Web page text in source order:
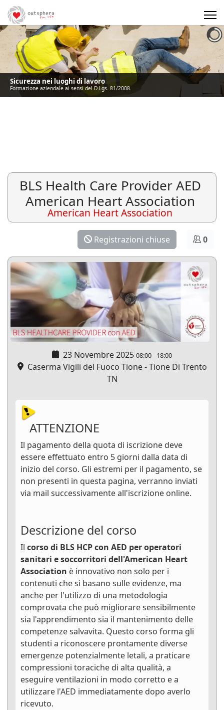
Sicurezza nei luoghi di lavoro
Formazione aziendale ai sensi del D.Lgs. 81/2008.
BLS Health Care Provider AED
American Heart Association
American Heart Association
Registrazioni chiuse 0
23 Novembre 2025 08:00- 18:00
Caserma Vigili del Fuoco Tione - Tione Di Trento
TN
ATTENZIONE
Il pagamento della quota di iscrizione deve
essere effettuato entro 5 giorni dalla data di
inizio del corso. Gli estremi per il pagamento, se
non presenti in questa pagina, verranno inviati
via mail successivamente all'iscrizione online.
Descrizione del corso
Il corso di BLS HCP con AED per operatori
sanitari e soccorritori dell'American Heart
Association è innovativo non solo per i
contenuti che si basano sulle evidenze, ma
anche per l'utilizzo di una metodologia
comprovata che può migliorare sensibilmente
sia l'apprendimento sia il mantenimento delle
competenze salvavita. Questo corso forma gli
studenti a riconoscere prontamente diverse
emergenze potenzialmente letali, a praticare
compressioni toraciche di alta qualità, a
eseguire ventilazioni in modo corretto e a
utilizzare l'AED immediatamente dopo averlo
ricevuto.